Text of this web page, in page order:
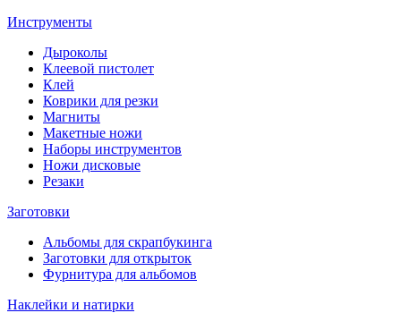
Инструменты
Дыроколы
Клеевой пистолет
Клей
Коврики для резки
Магниты
Макетные ножи
Наборы инструментов
Ножи дисковые
Резаки
Заготовки
Альбомы для скрапбукинга
Заготовки для открыток
Фурнитура для альбомов
Наклейки и натирки